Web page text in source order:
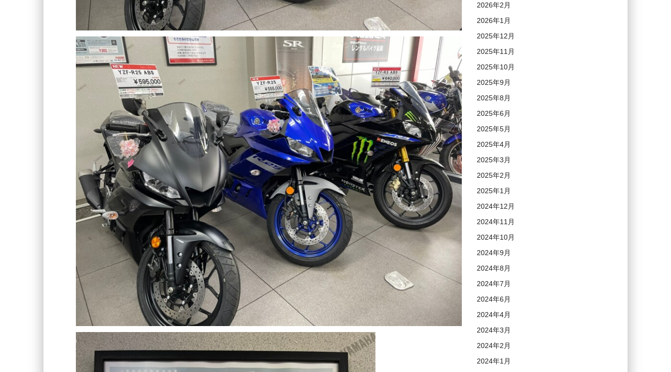
2026年2月
2026年1月
2025年12月
2025年11月
2025年10月
2025年9月
2025年8月
2025年6月
2025年5月
2025年4月
2025年3月
2025年2月
2025年1月
2024年12月
2024年11月
2024年10月
2024年9月
2024年8月
2024年7月
2024年6月
2024年4月
2024年3月
2024年2月
2024年1月